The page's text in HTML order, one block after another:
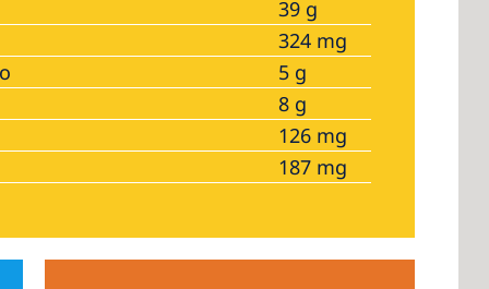
39 g
324 mg
5 g
8 g
126 mg
187 mg